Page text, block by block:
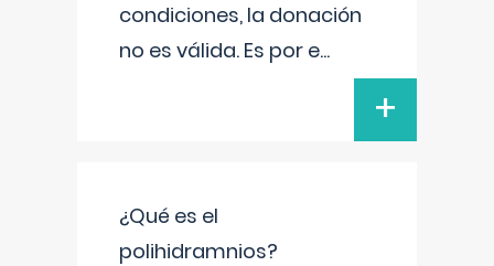
condiciones, la donación
no es válida. Es por e...
+
¿Qué es el
polihidramnios?